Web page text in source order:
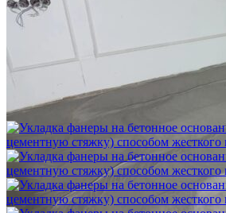
Шлифовка стяжки с сохранением уклона
1 500 ₽